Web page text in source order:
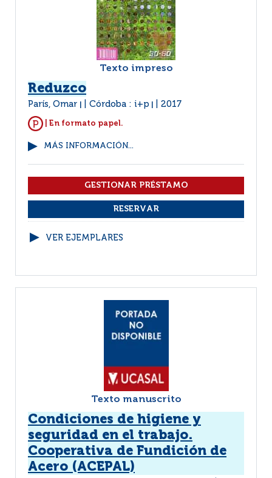
Texto impreso
Reduzco
París, Omar Córdoba : i+p 2017
| En formato papel.
MÁS INFORMACIÓN...
VER EJEMPLARES
Texto manuscrito
Condiciones de higiene y
seguridad en el trabajo.
Cooperativa de Fundición de
Acero (ACEPAL)